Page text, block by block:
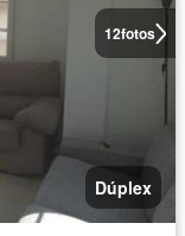
12fotos
Dúplex